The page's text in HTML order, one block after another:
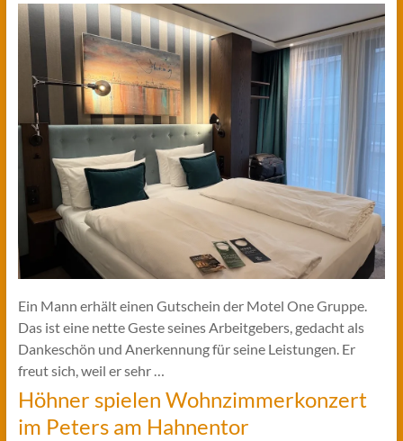
Ein Mann erhält einen Gutschein der Motel One Gruppe.
Das ist eine nette Geste seines Arbeitgebers, gedacht als
Dankeschön und Anerkennung für seine Leistungen. Er
freut sich, weil er sehr …
Höhner spielen Wohnzimmerkonzert
im Peters am Hahnentor